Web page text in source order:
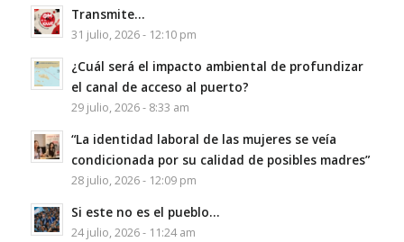
Transmite…
31 julio, 2026 - 12:10 pm
¿Cuál será el impacto ambiental de profundizar
el canal de acceso al puerto?
29 julio, 2026 - 8:33 am
“La identidad laboral de las mujeres se veía
condicionada por su calidad de posibles madres”
28 julio, 2026 - 12:09 pm
Si este no es el pueblo…
24 julio, 2026 - 11:24 am